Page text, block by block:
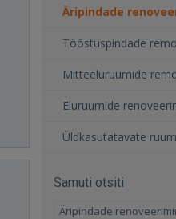
Äripindade
Tööstuspindade
Mitteeluruumide
Eluruumide
Üldkasutatavate
Samuti otsiti
Äripindade